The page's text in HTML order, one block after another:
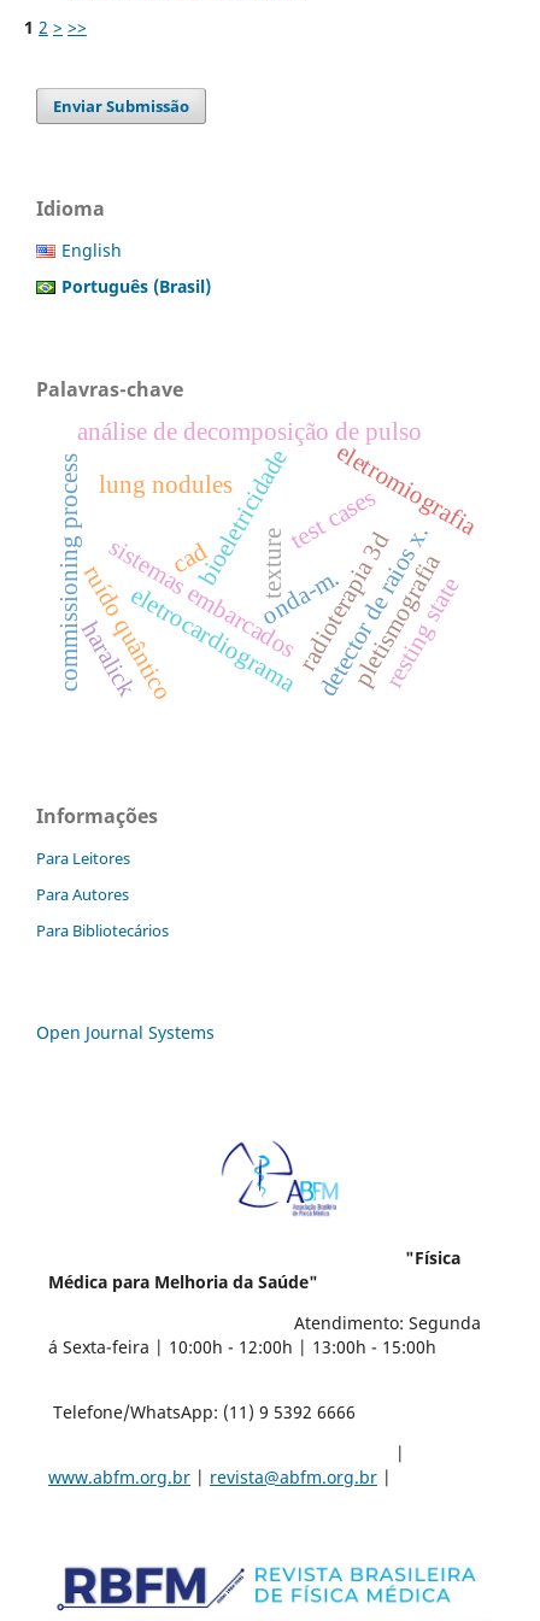
1 2 > >>
Enviar Submissão
Idioma
English
Português (Brasil)
Palavras-chave
detector de raios x.
bioeletricidade
sistemas embarcados
eletrocardiograma
ruído quântico
eletromiografia
commissioning process test cases
radioterapia 3d
onda-m.
lung nodules
cad
haralick
texture pletismografia
análise de decomposição de pulso
resting state
Informações
Para Leitores
Para Autores
Para Bibliotecários
Open Journal Systems
"Física
Médica para Melhoria da Saúde"
Atendimento: Segunda
á Sexta-feira | 10:00h - 12:00h | 13:00h - 15:00h
Telefone/WhatsApp: (11) 9 5392 6666
|
www.abfm.org.br| revista@abfm.org.br|